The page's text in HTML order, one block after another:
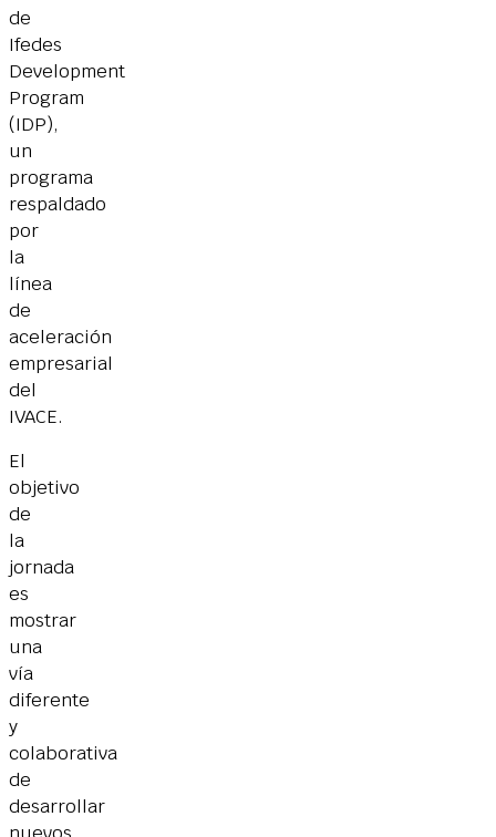
de
Ifedes
Development
Program
(IDP),
un
programa
respaldado
por
la
línea
de
aceleración
empresarial
del
IVACE.
El
objetivo
de
la
jornada
es
mostrar
una
vía
diferente
y
colaborativa
de
desarrollar